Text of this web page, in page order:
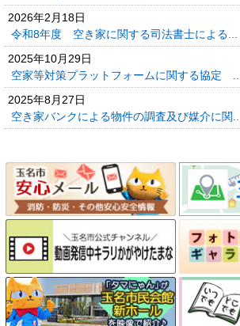
2026年2月18日
令和8年度 空き家に関する司法書士による...
2025年10月29日
空家等対策プラットフォームに関する協定 ...
2025年8月27日
空き家バンクによる物件の調査及び媒介に関...